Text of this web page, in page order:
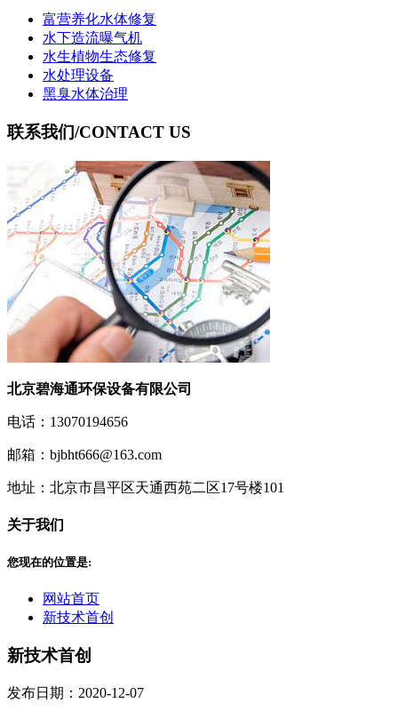
富营养化水体修复
水下造流曝气机
水生植物生态修复
水处理设备
黑臭水体治理
联系我们/CONTACT US
北京碧海通环保设备有限公司
电话：13070194656
邮箱：bjbht666@163.com
地址：北京市昌平区天通西苑二区17号楼101
关于我们
您现在的位置是:
网站首页
新技术首创
新技术首创
发布日期：2020-12-07